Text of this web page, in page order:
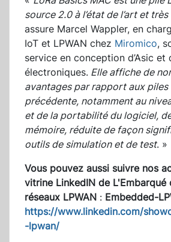
source 2.0 à l’état de l’art et
assure Marcel Wappler, en
IoT et LPWAN chez Miromico,
service en conception d’Asic et
électroniques. Elle affiche de
avantages par rapport aux
précédente, notamment au
et de la portabilité du logiciel,
mémoire, réduite de façon
outils de simulation et de test. »
Vous pouvez aussi suivre nos
vitrine LinkedIN de L'Embarqué
réseaux LPWAN : Embedded-
https://www.linkedin.com/
-lpwan/